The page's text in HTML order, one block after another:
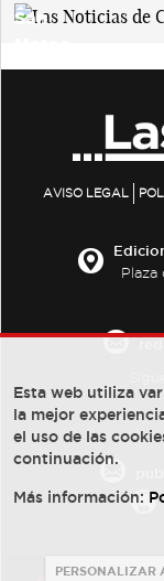
AVISO LEGAL
Plaza
Esta web utiliza
la mejor
el uso de las
continuación.
Más información:
PERSONALIZAR